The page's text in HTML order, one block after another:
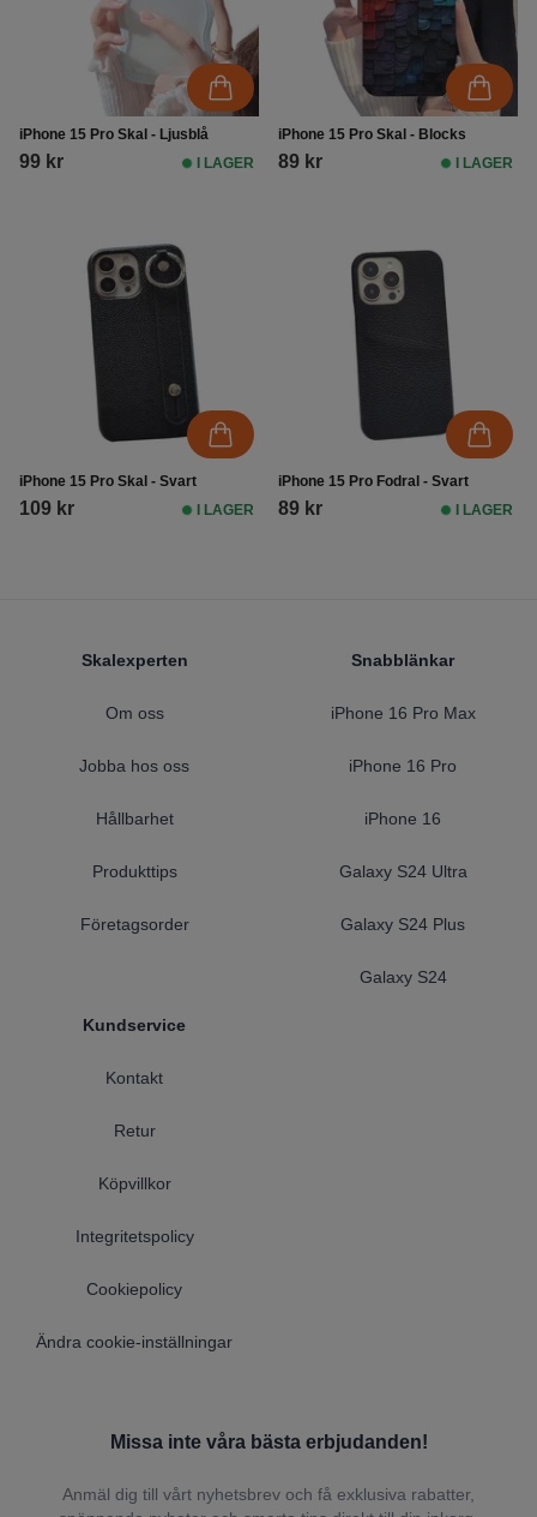
iPhone 15 Pro Skal - Ljusblå
99 kr I LAGER
iPhone 15 Pro Skal - Blocks
89 kr I LAGER
iPhone 15 Pro Skal - Svart
109 kr I LAGER
iPhone 15 Pro Fodral - Svart
89 kr I LAGER
Skalexperten
Om oss
Jobba hos oss
Hållbarhet
Produkttips
Företagsorder
Kundservice
Kontakt
Retur
Köpvillkor
Integritetspolicy
Cookiepolicy
Ändra cookie-inställningar
Snabblänkar
iPhone 16 Pro Max
iPhone 16 Pro
iPhone 16
Galaxy S24 Ultra
Galaxy S24 Plus
Galaxy S24
Missa inte våra bästa erbjudanden!
Anmäl dig till vårt nyhetsbrev och få exklusiva rabatter,